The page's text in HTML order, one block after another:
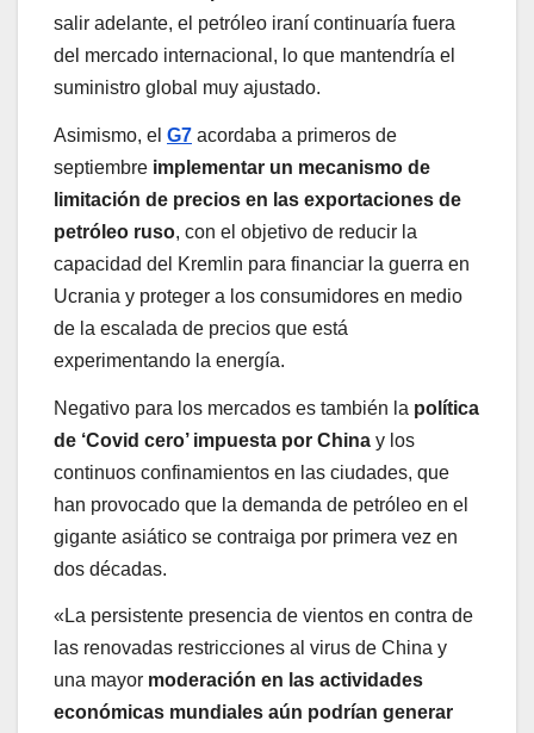
salir adelante, el petróleo iraní continuaría fuera
del mercado internacional, lo que mantendría el
suministro global muy ajustado.
Asimismo, el G7 acordaba a primeros de
septiembre implementar un mecanismo de
limitación de precios en las exportaciones de
petróleo ruso, con el objetivo de reducir la
capacidad del Kremlin para financiar la guerra en
Ucrania y proteger a los consumidores en medio
de la escalada de precios que está
experimentando la energía.
Negativo para los mercados es también la política
de ‘Covid cero’ impuesta por China y los
continuos confinamientos en las ciudades, que
han provocado que la demanda de petróleo en el
gigante asiático se contraiga por primera vez en
dos décadas.
«La persistente presencia de vientos en contra de
las renovadas restricciones al virus de China y
una mayor moderación en las actividades
económicas mundiales aún podrían generar